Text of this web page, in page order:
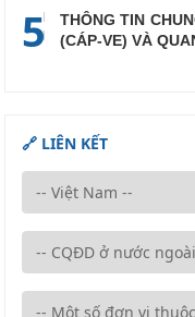
5
THÔNG TIN
(CÁP-VE) VÀ
🔗 LIÊN KẾT